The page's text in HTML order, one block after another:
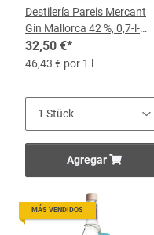
Destilería Pareis Mercant
Gin Mallorca 42 %, 0,7-l-
Botella
32,50 €*
46,43 € por 1 l
Agregar
MÁS VENDIDOS